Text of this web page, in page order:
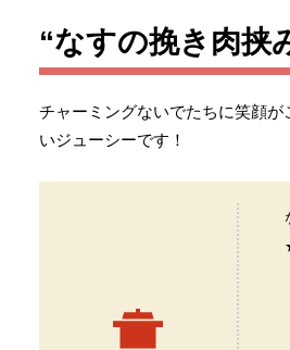
“なすの挽き肉挟
チャーミングないでたちに笑顔
いジューシーです！